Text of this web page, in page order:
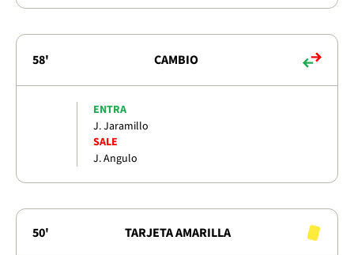
58' CAMBIO
ENTRA
J. Jaramillo
SALE
J. Angulo
50' TARJETA AMARILLA